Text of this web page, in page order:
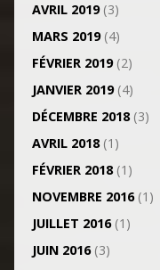
AVRIL 2019(3)
MARS 2019(4)
FÉVRIER 2019(2)
JANVIER 2019(4)
DÉCEMBRE 2018(3)
AVRIL 2018(1)
FÉVRIER 2018(1)
NOVEMBRE 2016(1)
JUILLET 2016(1)
JUIN 2016(3)